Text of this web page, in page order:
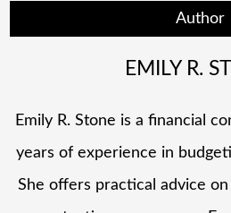
Author
EMILY R.
Emily R. Stone is a financial
years of experience in
She offers practical advice on